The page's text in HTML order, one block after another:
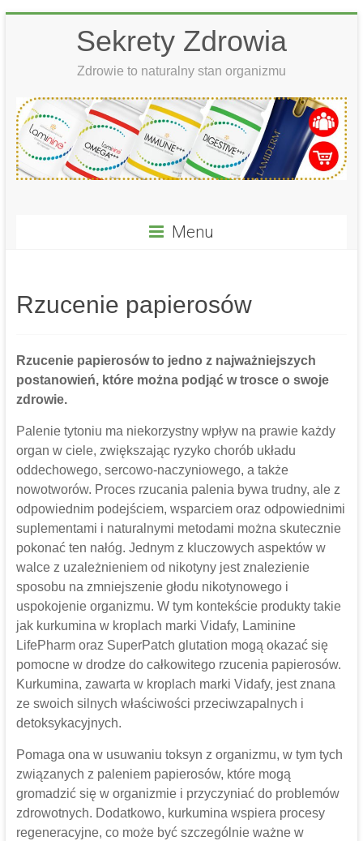
Sekrety Zdrowia
Zdrowie to naturalny stan organizmu
Menu
Rzucenie papierosów
Rzucenie papierosówto jedno z najważniejszych
postanowień, które można podjąć w trosce o swoje
zdrowie.
Palenie tytoniu ma niekorzystny wpływ na prawie każdy
organ w ciele, zwiększając ryzyko chorób układu
oddechowego, sercowo-naczyniowego, a także
nowotworów. Proces rzucania palenia bywa trudny, ale z
odpowiednim podejściem, wsparciem oraz odpowiednimi
suplementami i naturalnymi metodami można skutecznie
pokonać ten nałóg. Jednym z kluczowych aspektów w
walce z uzależnieniem od nikotyny jest znalezienie
sposobu na zmniejszenie głodu nikotynowego i
uspokojenie organizmu. W tym kontekście produkty takie
jak kurkumina w kroplach marki Vidafy, Laminine
LifePharm oraz SuperPatch glutation mogą okazać się
pomocne w drodze do całkowitego rzucenia papierosów.
Kurkumina, zawarta w kroplach marki Vidafy, jest znana
ze swoich silnych właściwości przeciwzapalnych i
detoksykacyjnych.
Pomaga ona w usuwaniu toksyn z organizmu, w tym tych
związanych z paleniem papierosów, które mogą
gromadzić się w organizmie i przyczyniać do problemów
zdrowotnych. Dodatkowo, kurkumina wspiera procesy
regeneracyjne, co może być szczególnie ważne w